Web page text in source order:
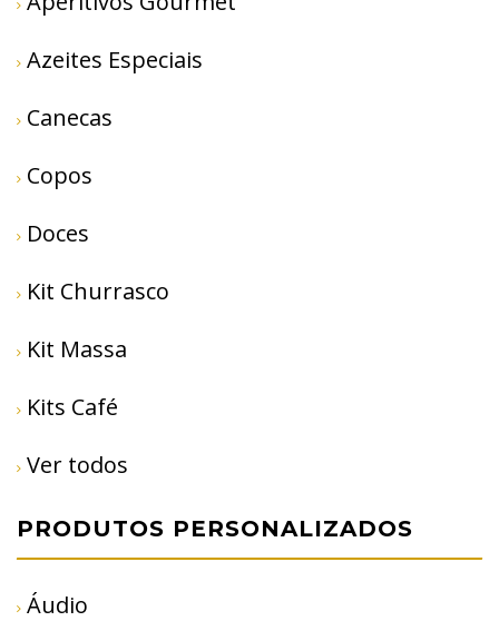
Azeites Especiais
Canecas
Copos
Doces
Kit Churrasco
Kit Massa
Kits Café
Ver todos
PRODUTOS PERSONALIZADOS
Áudio